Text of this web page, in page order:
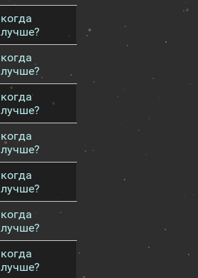
когда
лучше?
когда
лучше?
когда
лучше?
когда
лучше?
когда
лучше?
когда
лучше?
когда
лучше?